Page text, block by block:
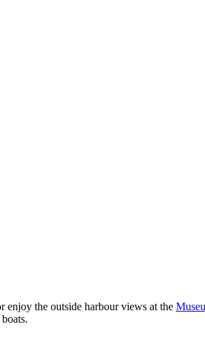
enjoy the outside harbour views at the